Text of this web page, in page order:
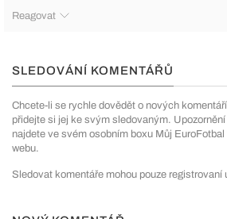
Reagovat
SLEDOVÁNÍ KOMENTÁŘŮ
Chcete-li se rychle dovědět o nových
přidejte si jej ke svým sledovaným.
najdete ve svém osobním boxu Můj
webu.
Sledovat komentáře mohou pouze registrovaní